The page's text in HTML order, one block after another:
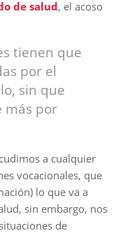
de salud, el acoso
tienen que
por el
sin que
más por
a cualquier
vocacionales, que
lo que va a
sin embargo, nos
de